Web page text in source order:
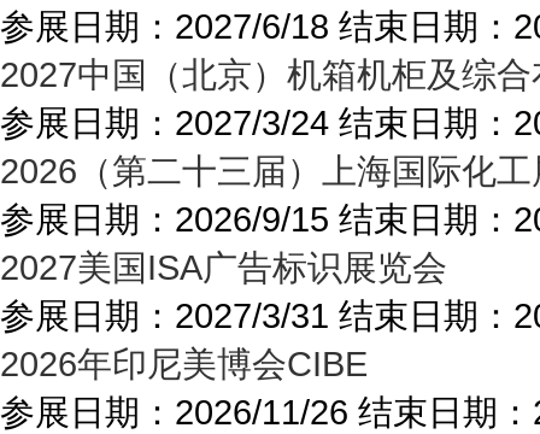
参展日期： 2027/6/18 结束日期：
2027中国（北京）机箱机柜及综
参展日期： 2027/3/24 结束日期：
2026（第二十三届）上海国际化
参展日期： 2026/9/15 结束日期：
2027美国ISA广告标识展览会
参展日期： 2027/3/31 结束日期：
2026年印尼美博会CIBE
参展日期： 2026/11/26 结束日期：